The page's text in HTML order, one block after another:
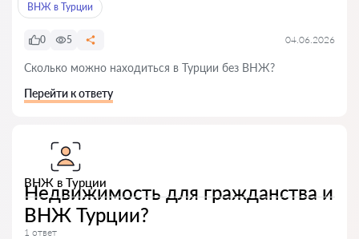
ВНЖ в Турции
0 5 04.06.2026
Сколько можно находиться в Турции без ВНЖ?
Перейти к ответу
ВНЖ в Турции
Недвижимость для гражданства и
ВНЖ Турции?
1 ответ